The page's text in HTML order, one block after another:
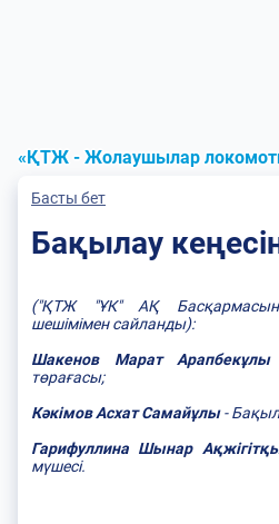
«ҚТЖ - Жолаушылар
Басты бет
Бақылау
("ҚТЖ "ҰК" АҚ
шешімімен сайланды):
Шакенов Марат Арапбекұлы
төрағасы;
Кәкімов Асхат Самайұлы-
Гарифуллина Шынар
мүшесі.